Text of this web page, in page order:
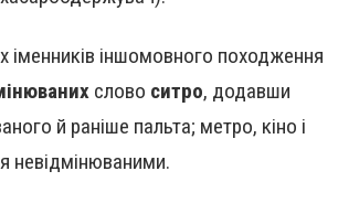
іменників іншомовного походження
слово ситро, додавши
й раніше пальта; метро, кіно і
невідмінюваними.